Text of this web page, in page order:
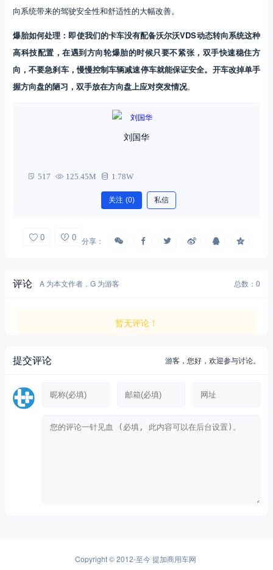
向系统带来的驾驶安全性和舒适性的大幅改善。
爆胎如何处理：即使我们的卡车没有配备沃尔沃VDS动态转向系统这种
高科技配置，在遇到方向轮爆胎的时候只要不紧张，双手快速稳住方
向，不要急刹车，慢慢控制车辆减速停车就能保证安全。开车改掉单手
握方向盘的陋习，双手放在方向盘上应对突发情况。
刘国华
517 125.45M 1.78W
关注 (0) 私信
0 0 分享：
评论 A 为本文作者，G 为游客 总数：0
暂无评论！
提交评论 游客，您好，欢迎参与讨论。
Copyright © 2012-至今提加商用车网